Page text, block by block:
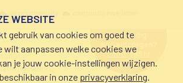
•
hulp nodig
bij geldzorgen?
0800-8115.nl
WEBSITE
gebruik van cookies om goed te
wilt aanpassen welke cookies we
je jouw cookie-instellingen wijzigen.
in onze privacyverklaring.